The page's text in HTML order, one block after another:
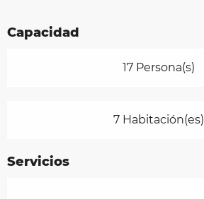
Capacidad
17 Persona(s)
7 Habitación(es)
Servicios